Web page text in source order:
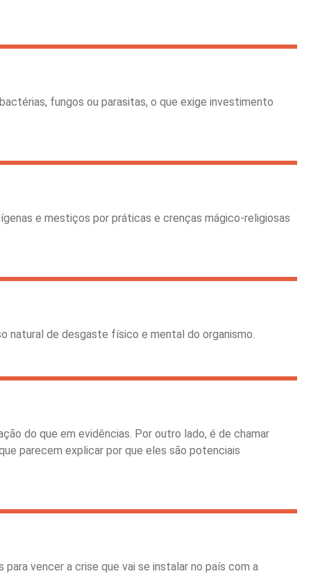
fungos ou parasitas, o que exige investimento
e mestiços por práticas e crenças mágico-religiosas
natural de desgaste físico e mental do organismo.
do que em evidências. Por outro lado, é de chamar
parecem explicar por que eles são potenciais
vencer a crise que vai se instalar no país com a